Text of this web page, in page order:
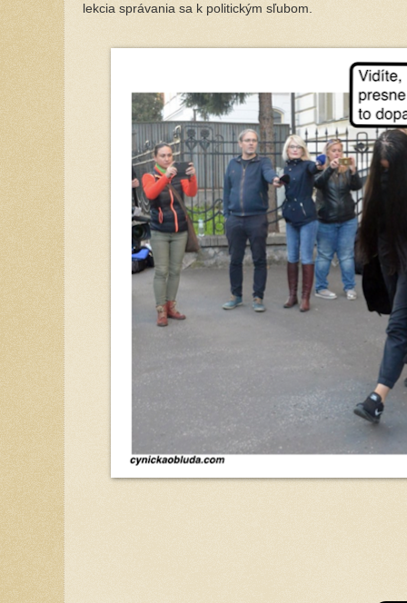
lekcia správania sa k politickým sľubom.